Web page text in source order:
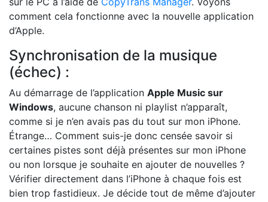
comment cela fonctionne avec la nouvelle application
d’Apple.
Synchronisation de la musique
(échec) :
Au démarrage de l’application Apple Music sur
Windows, aucune chanson ni playlist n’apparaît,
comme si je n’en avais pas du tout sur mon iPhone.
Étrange… Comment suis-je donc censée savoir si
certaines pistes sont déjà présentes sur mon iPhone
ou non lorsque je souhaite en ajouter de nouvelles ?
Vérifier directement dans l’iPhone à chaque fois est
bien trop fastidieux. Je décide tout de même d’ajouter